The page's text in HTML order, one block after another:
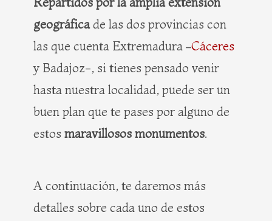
geográficade las dos provincias con
las que cuenta Extremadura –Cáceres
y Badajoz-, si tienes pensado venir
hasta nuestra localidad, puede ser un
buen plan que te pases por alguno de
estos maravillosos monumentos.
A continuación, te daremos más
detalles sobre cada uno de estos